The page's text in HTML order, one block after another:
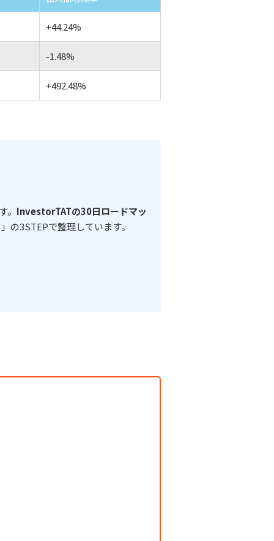
+44.24%
-1.48%
+492.48%
InvestorTATの30日ロードマッ
3STEPで整理しています。